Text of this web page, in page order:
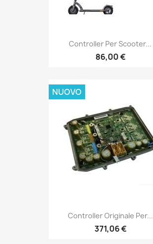
Controller Per Scooter...
86,00 €
Controller Originale Per...
371,06 €
NUOVO